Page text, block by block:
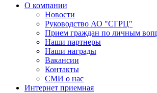
О компании
Новости
Руководство АО "СГРЦ"
Прием граждан по личным
Наши партнеры
Наши награды
Вакансии
Контакты
СМИ о нас
Интернет приемная